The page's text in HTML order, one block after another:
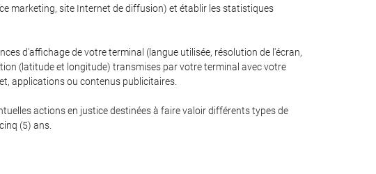
marketing, site Internet de diffusion) et établir les statistiques
d'affichage de votre terminal (langue utilisée, résolution de l'écran,
(latitude et longitude) transmises par votre terminal avec votre
applications ou contenus publicitaires.
actions en justice destinées à faire valoir différents types de
(5) ans.